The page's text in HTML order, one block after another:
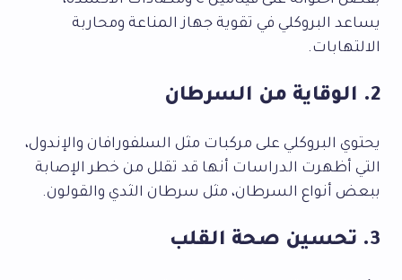
يساعد البروكلي في تقوية جهاز المناعة ومحاربة
الالتهابات.
2. الوقاية من السرطان
يحتوي البروكلي على مركبات مثل السلفورافان والإندول،
التي أظهرت الدراسات أنها قد تقلل من خطر الإصابة
ببعض أنواع السرطان، مثل سرطان الثدي والقولون.
3. تحسين صحة القلب